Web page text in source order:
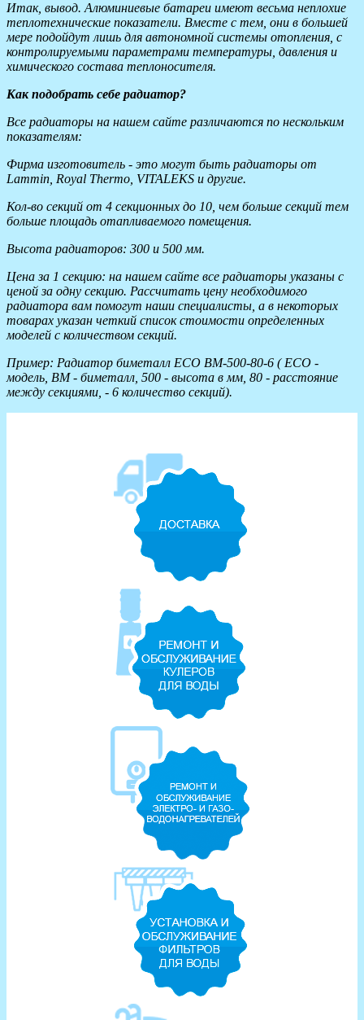
Итак, вывод. Алюминиевые батареи имеют весьма неплохие
теплотехнические показатели. Вместе с тем, они в большей
мере подойдут лишь для автономной системы отопления, с
контролируемыми параметрами температуры, давления и
химического состава теплоносителя.
Как подобрать себе радиатор?
Все радиаторы на нашем сайте различаются по нескольким
показателям:
Фирма изготовитель - это могут быть радиаторы от
Lammin, Royal Thermo, VITALEKS и другие.
Кол-во секций от 4 секционных до 10, чем больше секций тем
больше площадь отапливаемого помещения.
Высота радиаторов: 300 и 500 мм.
Цена за 1 секцию: на нашем сайте все радиаторы указаны с
ценой за одну секцию. Рассчитать цену необходимого
радиатора вам помогут наши специалисты, а в некоторых
товарах указан четкий список стоимости определенных
моделей с количеством секций.
Пример: Радиатор биметалл ECO BM-500-80-6 ​( ECO -
модель, BM - биметалл, 500 - высота в мм, 80 - расстояние
между секциями, - 6 количество секций).